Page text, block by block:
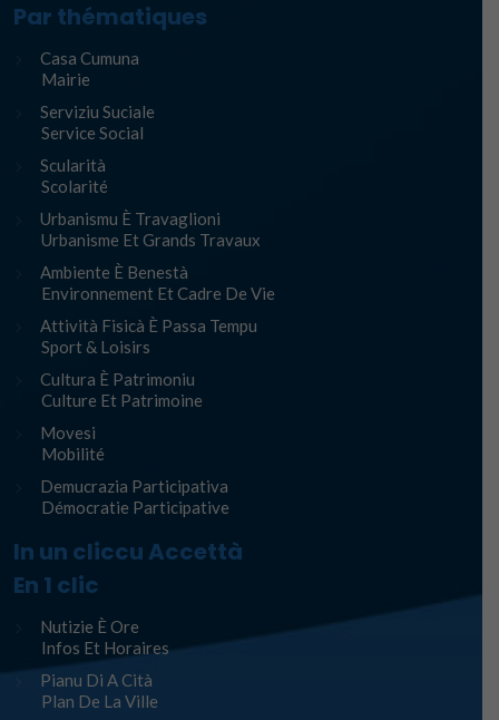
Par thématiques
Casa Cumuna
Mairie
Serviziu Suciale
Service Social
Scularità
Scolarité
Urbanismu È Travaglioni
Urbanisme Et Grands Travaux
Ambiente È Benestà
Environnement Et Cadre De Vie
Attività Fisicà È Passa Tempu
Sport & Loisirs
Cultura È Patrimoniu
Culture Et Patrimoine
Movesi
Mobilité
Demucrazia Participativa
Démocratie Participative
In un cliccu Accettà
En 1 clic
Nutizie È Ore
Infos Et Horaires
Pianu Di A Cità
Plan De La Ville